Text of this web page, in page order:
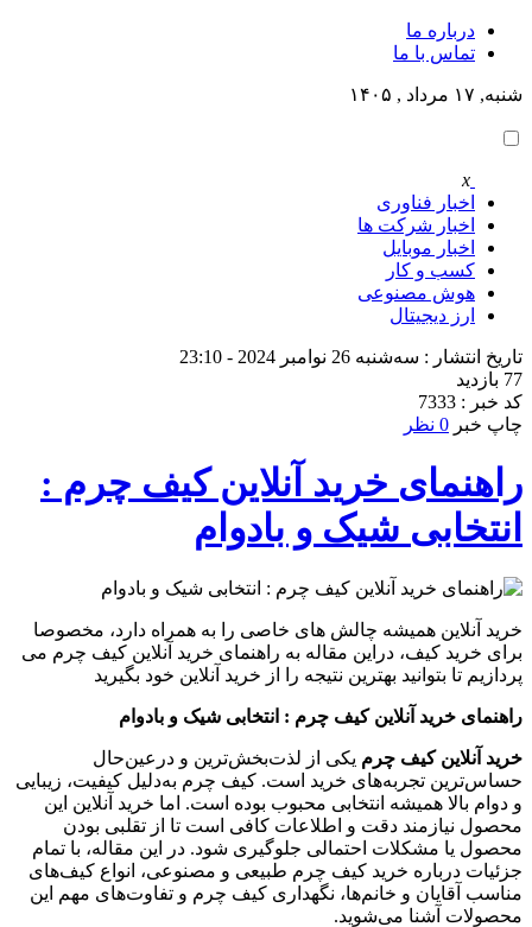
درباره ما
تماس با ما
شنبه, ۱۷ مرداد , ۱۴۰۵
x
اخبار فناوری
اخبار شرکت ها
اخبار موبایل
کسب و کار
هوش مصنوعی
ارز دیجیتال
تاریخ انتشار : سه‌شنبه 26 نوامبر 2024 - 23:10
77 بازدید
کد خبر : 7333
چاپ خبر 0 نظر
راهنمای خرید آنلاین کیف چرم :
انتخابی شیک و بادوام
خرید آنلاین همیشه چالش های خاصی را به همراه دارد، مخصوصا
برای خرید کیف، دراین مقاله به راهنمای خرید آنلاین کیف چرم می
پردازیم تا بتوانید بهترین نتیجه را از خرید آنلاین خود بگیرید
راهنمای خرید آنلاین کیف چرم : انتخابی شیک و بادوام
خرید آنلاین کیف چرم یکی از لذت‌بخش‌ترین و درعین‌حال
حساس‌ترین تجربه‌های خرید است. کیف چرم به‌دلیل کیفیت، زیبایی
و دوام بالا همیشه انتخابی محبوب بوده است. اما خرید آنلاین این
محصول نیازمند دقت و اطلاعات کافی است تا از تقلبی بودن
محصول یا مشکلات احتمالی جلوگیری شود. در این مقاله، با تمام
جزئیات درباره خرید کیف چرم طبیعی و مصنوعی، انواع کیف‌های
مناسب آقایان و خانم‌ها، نگهداری کیف چرم و تفاوت‌های مهم این
محصولات آشنا می‌شوید.